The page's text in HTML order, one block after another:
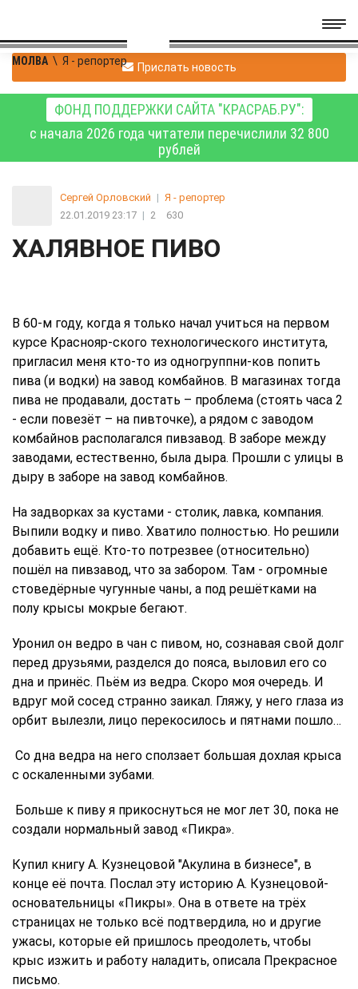
МОЛВА \ Я - репортер Прислать новость
ФОНД ПОДДЕРЖКИ САЙТА "КРАСРАБ.РУ":
с начала 2026 года читатели перечислили 32 800
рублей
Сергей Орловский | Я - репортер
22.01.2019 23:17 | 2 630
ХАЛЯВНОЕ ПИВО
В 60-м году, когда я только начал учиться на первом
курсе Краснояр-ского технологического института,
пригласил меня кто-то из одногруппни-ков попить
пива (и водки) на завод комбайнов. В магазинах тогда
пива не продавали, достать – проблема (стоять часа 2
- если повезёт – на пивточке), а рядом с заводом
комбайнов располагался пивзавод. В заборе между
заводами, естественно, была дыра. Прошли с улицы в
дыру в заборе на завод комбайнов.
На задворках за кустами - столик, лавка, компания.
Выпили водку и пиво. Хватило полностью. Но решили
добавить ещё. Кто-то потрезвее (относительно)
пошёл на пивзавод, что за забором. Там - огромные
стоведёрные чугунные чаны, а под решётками на
полу крысы мокрые бегают.
Уронил он ведро в чан с пивом, но, сознавая свой долг
перед друзьями, разделся до пояса, выловил его со
дна и принёс. Пьём из ведра. Скоро моя очередь. И
вдруг мой сосед странно заикал. Гляжу, у него глаза из
орбит вылезли, лицо перекосилось и пятнами пошло…
Со дна ведра на него сползает большая дохлая крыса
с оскаленными зубами.
Больше к пиву я прикоснуться не мог лет 30, пока не
создали нормальный завод «Пикра».
Купил книгу А. Кузнецовой "Акулина в бизнесе", в
конце её почта. Послал эту историю А. Кузнецовой-
основательницы «Пикры». Она в ответе на трёх
страницах не только всё подтвердила, но и другие
ужасы, которые ей пришлось преодолеть, чтобы
крыс изжить и работу наладить, описала Прекрасное
письмо.